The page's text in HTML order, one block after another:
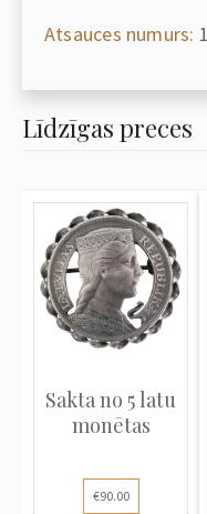
Atsauces numurs:
Līdzīgas preces
Sakta no 5 latu
monētas
€90.00